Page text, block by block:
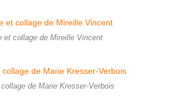
et collage de Mireille Vincent
de Marie Kresser-Verbois